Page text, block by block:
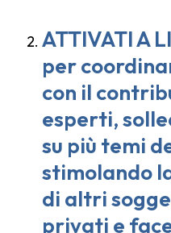
ATTIVATI A
per
con il
esperti,
su più temi
stimolando
di altri
privati e